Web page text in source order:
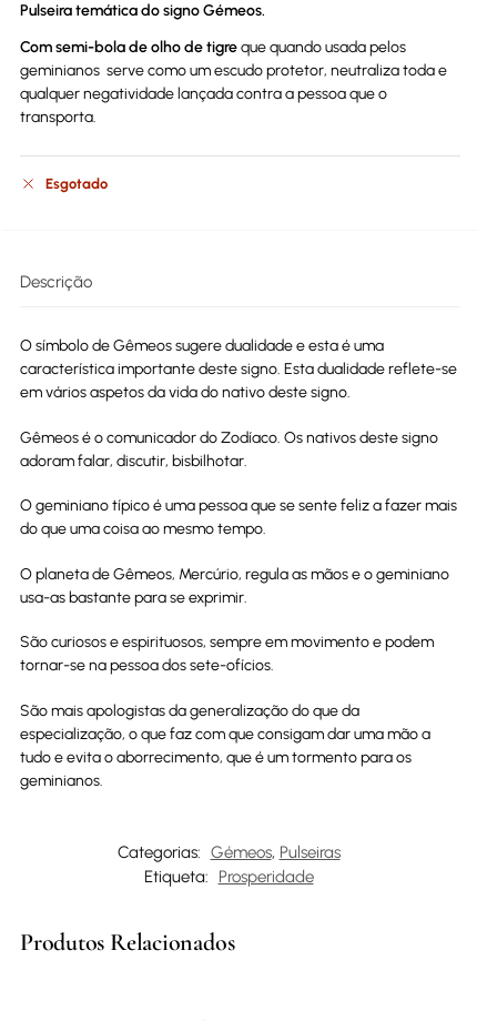
Pulseira temática do signo Gémeos.
Com semi-bola de olho de tigreque quando usada pelos
geminianos serve como um escudo protetor, neutraliza toda e
qualquer negatividade lançada contra a pessoa que o
transporta.
Esgotado
Descrição
O símbolo de Gêmeos sugere dualidade e esta é uma
característica importante deste signo. Esta dualidade reflete-se
em vários aspetos da vida do nativo deste signo.
Gêmeos é o comunicador do Zodíaco. Os nativos deste signo
adoram falar, discutir, bisbilhotar.
O geminiano típico é uma pessoa que se sente feliz a fazer mais
do que uma coisa ao mesmo tempo.
O planeta de Gêmeos, Mercúrio, regula as mãos e o geminiano
usa-as bastante para se exprimir.
São curiosos e espirituosos, sempre em movimento e podem
tornar-se na pessoa dos sete-ofícios.
São mais apologistas da generalização do que da
especialização, o que faz com que consigam dar uma mão a
tudo e evita o aborrecimento, que é um tormento para os
geminianos.
Categorias: Gémeos, Pulseiras
Etiqueta:
Prosperidade
Produtos Relacionados